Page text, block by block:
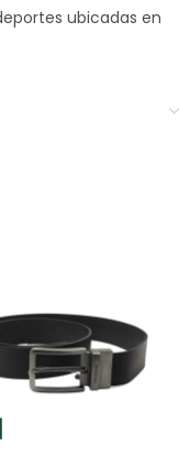
ubicadas en